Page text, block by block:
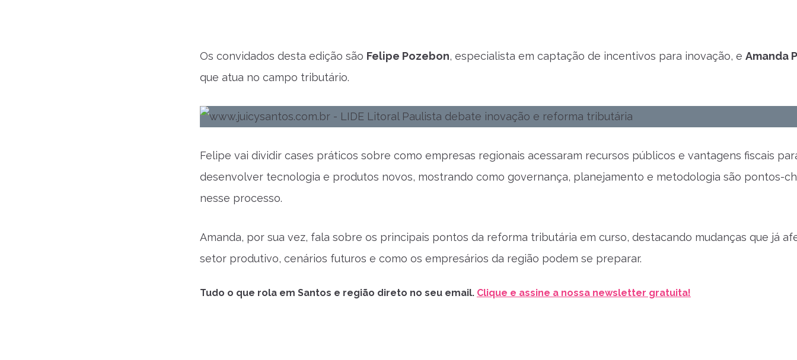
Os convidados desta edição são Felipe Pozebon, especialista em captação de incentivos para inovação, e Amanda
que atua no campo tributário.
Felipe vai dividir cases práticos sobre como empresas regionais acessaram recursos públicos e vantagens fiscais
desenvolver tecnologia e produtos novos, mostrando como governança, planejamento e metodologia são pontos-
nesse processo.
Amanda, por sua vez, fala sobre os principais pontos da reforma tributária em curso, destacando mudanças que já
setor produtivo, cenários futuros e como os empresários da região podem se preparar.
Tudo o que rola em Santos e região direto no seu email. Clique e assine a nossa newsletter gratuita!